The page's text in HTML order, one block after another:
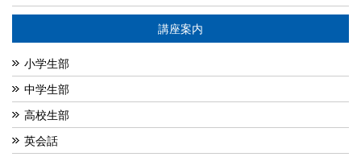
講座案内
小学生部
中学生部
高校生部
英会話